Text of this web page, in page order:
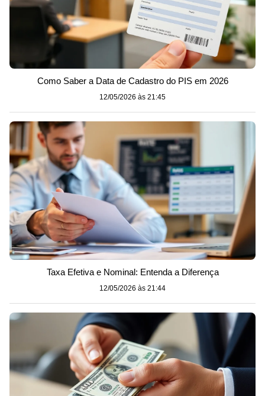
Como Saber a Data de Cadastro do PIS em 2026
12/05/2026 às 21:45
Taxa Efetiva e Nominal: Entenda a Diferença
12/05/2026 às 21:44